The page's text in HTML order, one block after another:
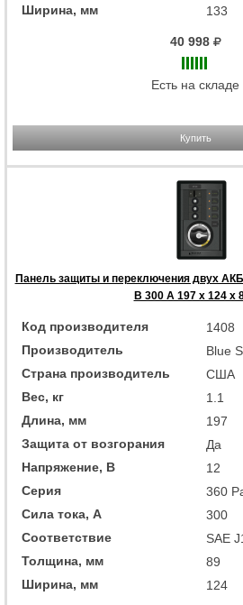
Ширина, мм 133
40 998
Есть на складе
Купить
Панель защиты и переключения двух
В 300 А 197 x 124 x
Код производителя
1408
Производитель
Blue
Страна производитель
США
Вес, кг
1.1
Длина, мм
197
Защита от возгорания
Да
Напряжение, В
12
Серия
360
Сила тока, А
300
Соответствие
SAE
Толщина, мм
89
Ширина, мм
124